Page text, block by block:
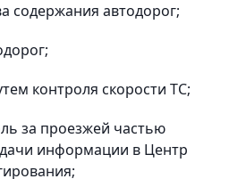
содержания автодорог;
контроля скорости ТС;
за проезжей частью
информации в Центр